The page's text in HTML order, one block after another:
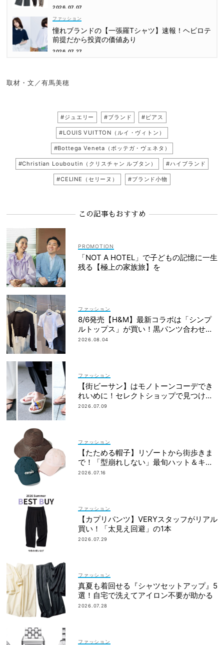
2026.07.07
ファッション
憧れブランドの【一張羅Tシャツ】速報！ヘビロテ
前提だから投資の価値あり
2026.07.27
取材・文／有馬美穂
#ジュエリー #ブランド #ピアス
#LOUIS VUITTON（ルイ・ヴィトン）
#Bottega Veneta（ボッテガ・ヴェネタ）
#Christian Louboutin（クリスチャン ルブタン） #ハイブランド
#CELINE（セリーヌ） #ブランド小物
この記事もおすすめ
「NOT A HOTEL」で子どもの記憶に一生
残る【極上の家族旅】を
ファッション
8/6発売【H&M】最新コラボは「シンプ
ルトップス」が買い！黒パンツ合わせも
即サマ見え
2026.08.04
ファッション
【街ビーサン】はモノトーンコーデでき
れいめに！セレクトショップで見つける
ママ多数
2026.07.09
ファッション
【たためる帽子】リゾートから街歩きま
で！「型崩れしない」最旬ハット＆キャ
ップ
2026.07.16
ファッション
【カプリパンツ】VERYスタッフがリアル
買い！「太見え回避」の1本
2026.07.29
ファッション
真夏も着回せる『シャツセットアップ』5
選！自宅で洗えてアイロン不要が助かる
2026.07.28
ファッション